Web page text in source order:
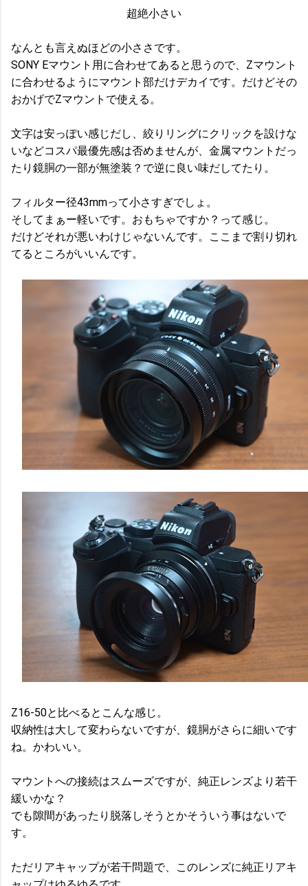
超絶小さい
なんとも言えぬほどの小ささです。
SONY Eマウント用に合わせてあると思うので、Zマウント
に合わせるようにマウント部だけデカイです。だけどその
おかげでZマウントで使える。
文字は安っぽい感じだし、絞りリングにクリックを設けな
いなどコスパ最優先感は否めませんが、金属マウントだっ
たり鏡胴の一部が無塗装？で逆に良い味だしてたり。
フィルター径43mmって小さすぎでしょ。
そしてまぁー軽いです。おもちゃですか？って感じ。
だけどそれが悪いわけじゃないんです。ここまで割り切れ
てるところがいいんです。
Z16-50と比べるとこんな感じ。
収納性は大して変わらないですが、鏡胴がさらに細いです
ね。かわいい。
マウントへの接続はスムーズですが、純正レンズより若干
緩いかな？
でも隙間があったり脱落しそうとかそういう事はないで
す。
ただリアキャップが若干問題で、このレンズに純正リアキ